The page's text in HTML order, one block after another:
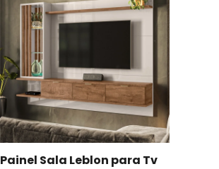
Painel Sala Leblon para Tv